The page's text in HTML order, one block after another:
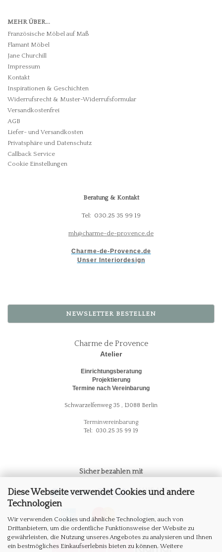
Diese Webseite verwendet Cookies und andere
Technologien
Wir verwenden Cookies und ähnliche Technologien, auch von
Drittanbietern, um die ordentliche Funktionsweise der Website zu
gewährleisten, die Nutzung unseres Angebotes zu analysieren und Ihnen
ein bestmögliches Einkaufserlebnis bieten zu können. Weitere
MEHR ÜBER...
Französische Möbel auf Maß
Flamant Möbel
Jane Churchill
Impressum
Kontakt
Inspirationen & Geschichten
Widerrufsrecht & Muster-Widerrufsformular
Versandkostenfrei
AGB
Liefer- und Versandkosten
Privatsphäre und Datenschutz
Callback Service
Cookie Einstellungen
Beratung & Kontakt
Tel: 030.25 35 99 19
mh@charme-de-provence.de
Charme-de-Provence.de
Unser Interiordesign
NEWSLETTER BESTELLEN
Charme de Provence
Atelier
Einrichtungsberatung
Projektierung
Termine nach Vereinbarung
Schwarzelfenweg 35 , 13088 Berlin
Terminvereinbarung
Tel: 030.25 35 99 19
Sicher bezahlen mit